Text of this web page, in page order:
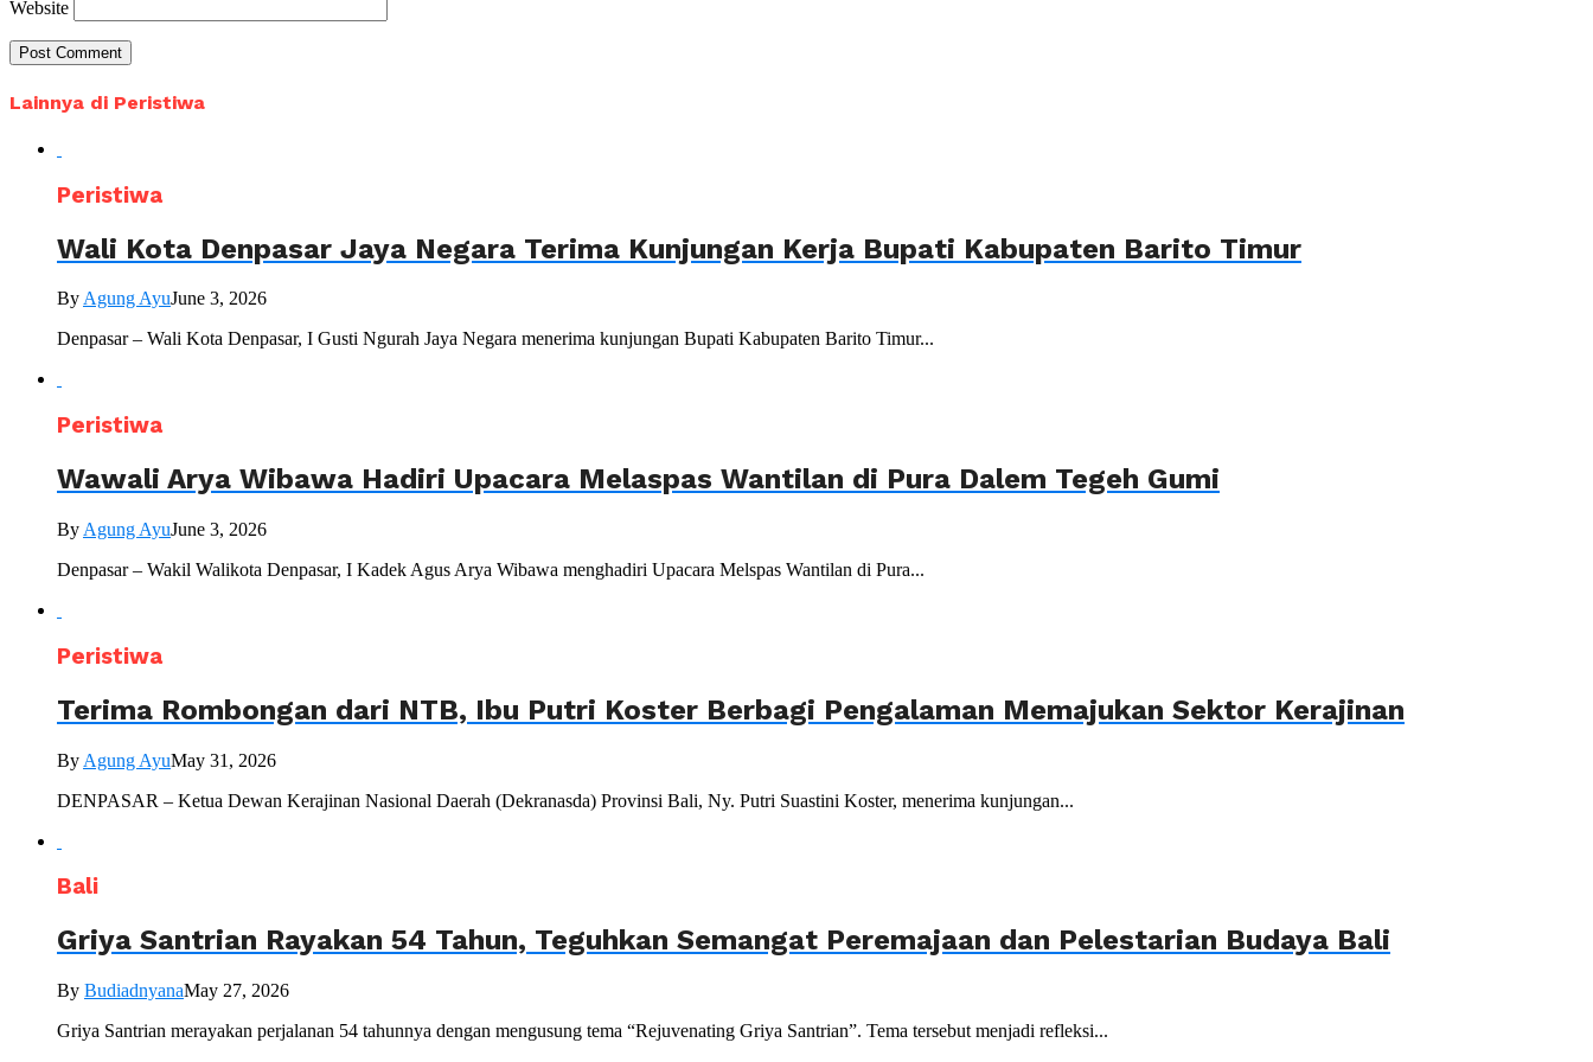
Website
Lainnya di Peristiwa
Peristiwa
Wali Kota Denpasar Jaya Negara Terima Kunjungan Kerja Bupati Kabupaten Barito Timur
ByAgung AyuJune 3, 2026
Denpasar – Wali Kota Denpasar, I Gusti Ngurah Jaya Negara menerima kunjungan Bupati Kabupaten Barito Timur...
Peristiwa
Wawali Arya Wibawa Hadiri Upacara Melaspas Wantilan di Pura Dalem Tegeh Gumi
By Agung AyuJune 3, 2026
Denpasar – Wakil Walikota Denpasar, I Kadek Agus Arya Wibawa menghadiri Upacara Melspas Wantilan di Pura...
Peristiwa
Terima Rombongan dari NTB, Ibu Putri Koster Berbagi Pengalaman Memajukan Sektor Kerajinan
By Agung AyuMay 31, 2026
DENPASAR – Ketua Dewan Kerajinan Nasional Daerah (Dekranasda) Provinsi Bali, Ny. Putri Suastini Koster, menerima kunjungan...
Bali
Griya Santrian Rayakan 54 Tahun, Teguhkan Semangat Peremajaan dan Pelestarian Budaya Bali
By BudiadnyanaMay 27, 2026
Griya Santrian merayakan perjalanan 54 tahunnya dengan mengusung tema “Rejuvenating Griya Santrian”. Tema tersebut menjadi refleksi...